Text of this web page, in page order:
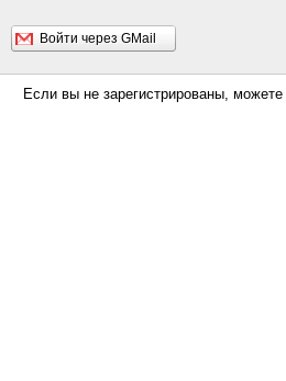
Войти через GMail
Если вы не зарегистрированы, можете